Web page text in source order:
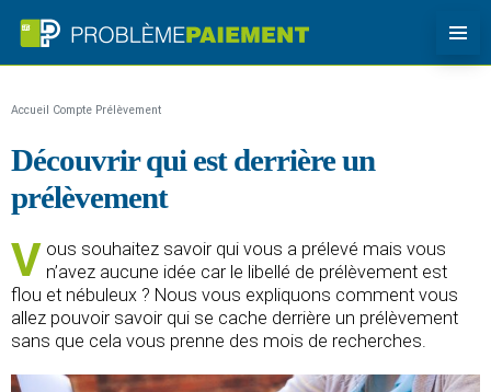
Accueil Compte Prélèvement
Découvrir qui est derrière un
prélèvement
V ous souhaitez savoir qui vous a prélevé mais vous
n’avez aucune idée car le libellé de prélèvement est
flou et nébuleux ? Nous vous expliquons comment vous
allez pouvoir savoir qui se cache derrière un prélèvement
sans que cela vous prenne des mois de recherches.